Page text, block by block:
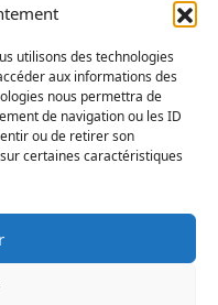
utilisons des technologies
aux informations des
nous permettra de
de navigation ou les ID
ou de retirer son
certaines caractéristiques